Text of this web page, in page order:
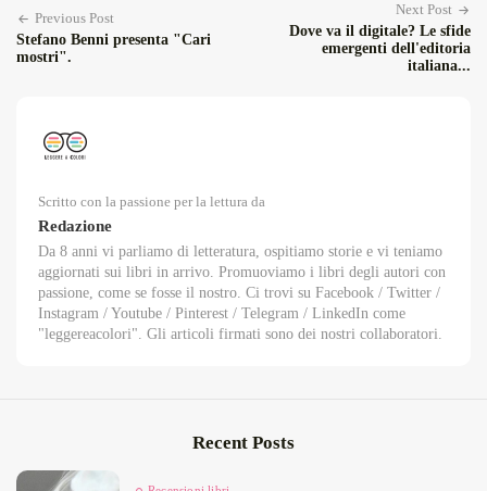
Previous Post
Stefano Benni presenta "Cari
mostri".
Next Post
Dove va il digitale? Le sfide
emergenti dell'editoria
italiana...
Scritto con la passione per la lettura da
Redazione
Da 8 anni vi parliamo di letteratura, ospitiamo storie e vi teniamo
aggiornati sui libri in arrivo. Promuoviamo i libri degli autori con
passione, come se fosse il nostro. Ci trovi su Facebook / Twitter /
Instagram / Youtube / Pinterest / Telegram / LinkedIn come
"leggereacolori". Gli articoli firmati sono dei nostri collaboratori.
Recent Posts